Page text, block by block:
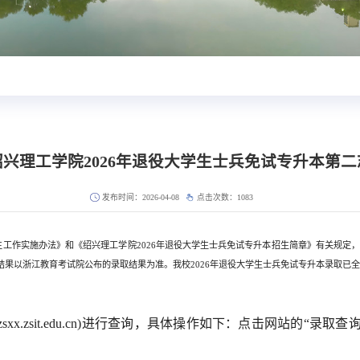
理工学院2026年退役大学生士兵免试专升本第
发布时间：2026-04-08 点击次数： 1083
作实施办法》和《绍兴理工学院2026年退役大学生士兵免试专升本招生简章》有关规定
以浙江教育考试院公布的录取结果为准。我校2026年退役大学生士兵免试专升本录取已
进行查询，具体操作如下：点击网站的“录取